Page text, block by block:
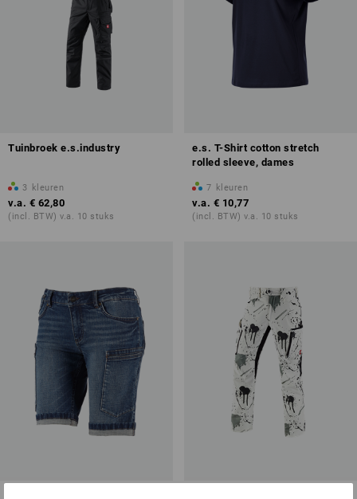
Tuinbroek e.s.industry
3 kleuren
v.a. € 62,80
(incl. BTW) v.a. 10 stuks
e.s. T-Shirt cotton stretch
rolled sleeve, dames
7 kleuren
v.a. € 10,77
(incl. BTW) v.a. 10 stuks